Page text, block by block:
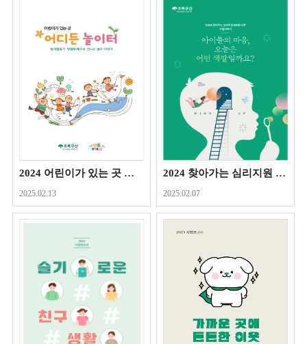
2024 어린이가 있는 곳 어디든 놀이터_놀이활동가 영플투게더의 신나는 놀이 이야기
2025.02.13
2024 찾아가는 심리지원 MIND-UP 사업보고서
2025.02.07